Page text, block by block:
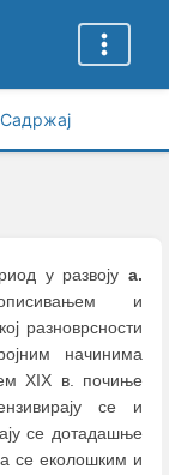
Садржај
у развоју а.
и
разноврсности
начинима
XIX в. почиње
се и
се дотадашње
се еколошким и